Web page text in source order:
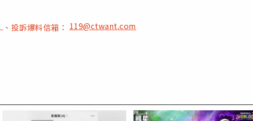
、投訴爆料信箱：119@ctwant.com
PR